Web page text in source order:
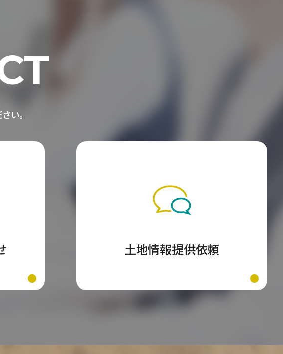
い。
土地情報提供依頼